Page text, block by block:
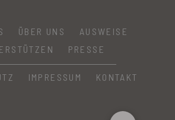
ÜBER UNS
AUSWEISE
PRESSE
IMPRESSUM KONTAKT